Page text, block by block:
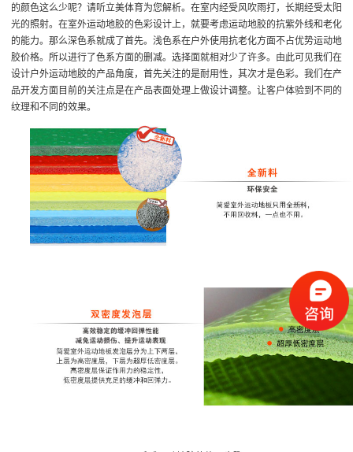
的颜色这么少呢？请听立美体育为您解析。在室内经受风吹雨打，长期经受太阳
光的照射。在室外运动地胶的色彩设计上，就要考虑运动地胶的抗紫外线和老化
的能力。那么深色系就成了首先。浅色系在户外使用抗老化方面不占优势运动地
胶价格。所以进行了色系方面的删减。选择面就相对少了许多。由此可见我们在
设计户外运动地胶的产品角度，首先关注的是耐用性，其次才是色彩。我们在产
品开发方面目前的关注点是在产品表面处理上做设计调整。让客户体验到不同的
纹理和不同的效果。